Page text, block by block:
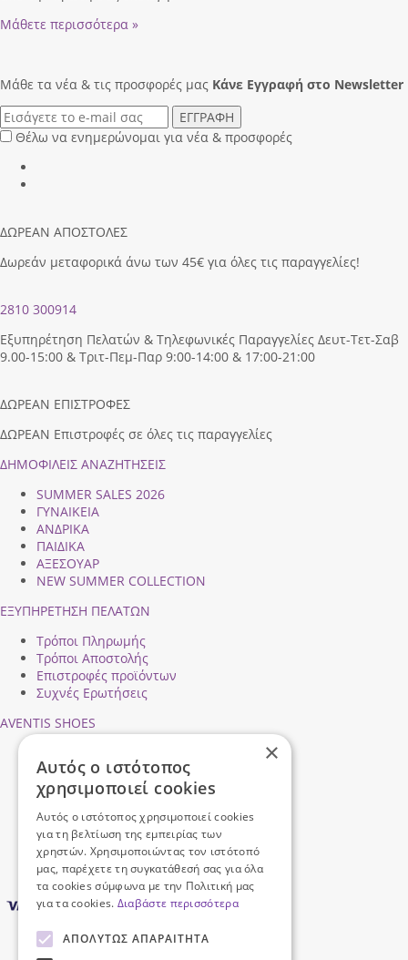
Μάθετε περισσότερα »
Μάθε τα νέα & τις προσφορές μας Κάνε Eγγραφή στο Newsletter
ΕΓΓΡΑΦΗ
Θέλω να ενημερώνομαι για νέα & προσφορές
ΔΩΡΕΑΝ ΑΠΟΣΤΟΛΕΣ
Δωρεάν μεταφορικά άνω των 45€ για όλες τις παραγγελίες!
2810 300914
Εξυπηρέτηση Πελατών & Τηλεφωνικές Παραγγελίες Δευτ-Τετ-Σαβ
9.00-15:00 & Τριτ-Πεμ-Παρ 9:00-14:00 & 17:00-21:00
ΔΩΡΕΑΝ ΕΠΙΣΤΡΟΦΕΣ
ΔΩΡΕΑΝ Επιστροφές σε όλες τις παραγγελίες
ΔΗΜΟΦΙΛEIΣ ΑΝΑΖΗΤΗΣΕΙΣ
SUMMER SALES 2026
ΓΥΝΑΙΚΕΙΑ
ΑΝΔΡΙΚΑ
ΠΑΙΔΙΚΑ
ΑΞΕΣΟΥΑΡ
NEW SUMMER COLLECTION
ΕΞΥΠΗΡΕΤΗΣΗ ΠΕΛΑΤΩΝ
Τρόποι Πληρωμής
Τρόποι Αποστολής
Επιστροφές προϊόντων
Συχνές Ερωτήσεις
AVENTIS SHOES
Ασφάλεια Συναλλαγών
Προσωπικά Δεδομένα
Όροι Χρήσης
×
Αυτός ο ιστότοπος
χρησιμοποιεί cookies
Αυτός ο ιστότοπος χρησιμοποιεί cookies
για τη βελτίωση της εμπειρίας των
χρηστών. Χρησιμοποιώντας τον ιστότοπό
μας, παρέχετε τη συγκατάθεσή σας για όλα
τα cookies σύμφωνα με την Πολιτική μας
για τα cookies. Διαβάστε περισσότερα
ΑΠΟΛΎΤΩΣ ΑΠΑΡΑΊΤΗΤΑ